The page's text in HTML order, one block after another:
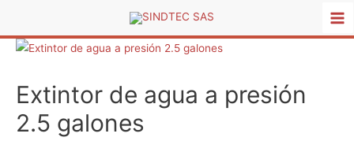
Extintor de agua a presión
2.5 galones